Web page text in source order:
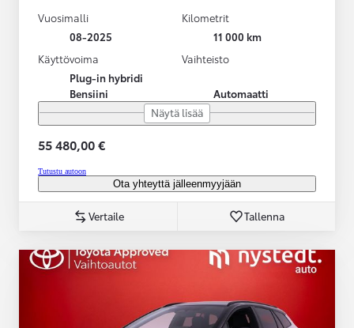
Vuosimalli
08-2025
Kilometrit
11 000 km
Käyttövoima
Plug-in hybridi
Bensiini
Vaihteisto
Automaatti
Näytä lisää
55 480,00 €
Tutustu autoon
Ota yhteyttä jälleenmyyjään
Vertaile Tallenna